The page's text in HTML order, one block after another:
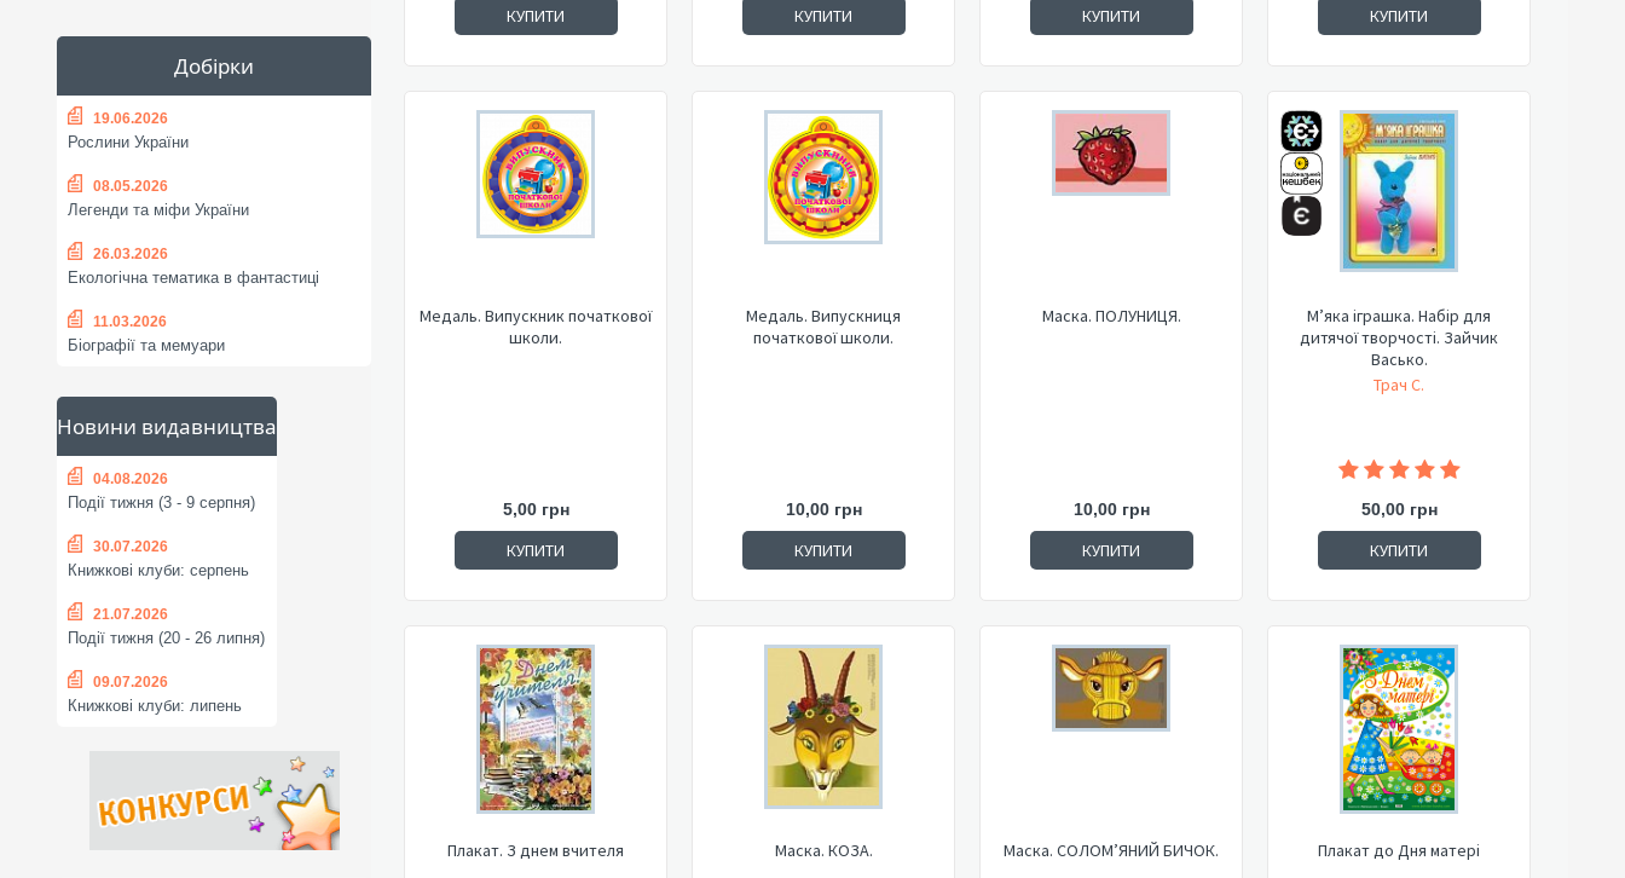
Добірки
19.06.2026
Рослини України
08.05.2026
Легенди та міфи України
26.03.2026
Екологічна тематика в фантастиці
11.03.2026
Біографії та мемуари
Новини видавництва
04.08.2026
Події тижня (3 - 9 серпня)
30.07.2026
Книжкові клуби: серпень
21.07.2026
Події тижня (20 - 26 липня)
09.07.2026
Книжкові клуби: липень
КУПИТИ КУПИТИ КУПИТИ КУПИТИ
Медаль. Випускник початкової
школи.
5,00 грн
КУПИТИ
Медаль. Випускниця
початкової школи.
10,00 грн
КУПИТИ
Маска. ПОЛУНИЦЯ.
10,00 грн
КУПИТИ
М’яка іграшка. Набір для
дитячої творчості. Зайчик
Васько.
Трач С.
50,00 грн
КУПИТИ
Плакат. З днем вчителя Маска. КОЗА. Маска. СОЛОМ’ЯНИЙ БИЧОК. Плакат до Дня матері